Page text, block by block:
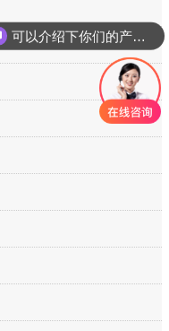
可以介绍下你们的产品么
你们是怎么收费的呢